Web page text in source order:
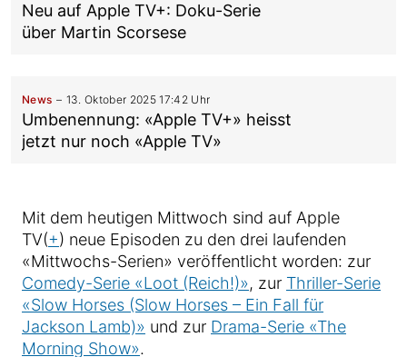
Neu auf Apple TV+: Doku-Serie
über Martin Scorsese
News 13. Oktober 2025 17:42 Uhr
Umbenennung: «Apple TV+» heisst
jetzt nur noch «Apple TV»
Mit dem heutigen Mittwoch sind auf Apple
TV(+) neue Episoden zu den drei laufenden
«Mittwochs-Serien» veröffentlicht worden: zur
Comedy-Serie «Loot (Reich!)», zur Thriller-Serie
«Slow Horses (Slow Horses – Ein Fall für
Jackson Lamb)» und zur Drama-Serie «The
Morning Show».